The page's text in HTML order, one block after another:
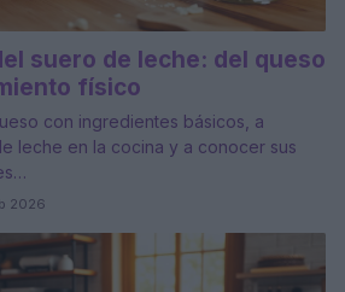
suero de leche: del queso
físico
con ingredientes básicos, a
leche en la cocina y a conocer sus
2026